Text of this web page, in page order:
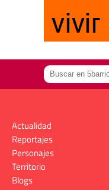
Actualidad
Reportajes
Personajes
Territorio
Blogs